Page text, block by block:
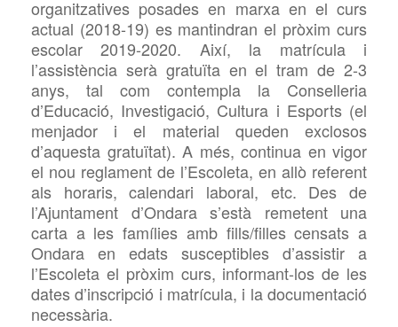
organitzatives posades en marxa en el curs
actual (2018-19) es mantindran el pròxim curs
escolar 2019-2020. Així, la matrícula i
l’assistència serà gratuïta en el tram de 2-3
anys, tal com contempla la Conselleria
d’Educació, Investigació, Cultura i Esports(el
menjador i el material queden exclosos
d’aquesta gratuïtat). A més, continua en vigor
el nou reglament de l’Escoleta, en allò referent
als horaris, calendari laboral, etc. Des de
l’Ajuntament d’Ondara s’està remetent una
carta a les famílies amb fills/filles censats a
Ondara en edats susceptibles d’assistir a
l’Escoleta el pròxim curs, informant-los de les
dates d’inscripció i matrícula, i la documentació
necessària.